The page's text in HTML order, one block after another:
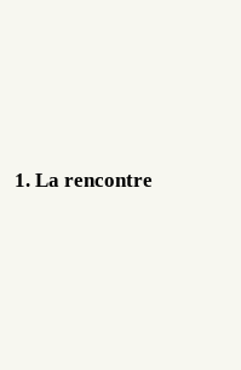
1. La rencontre